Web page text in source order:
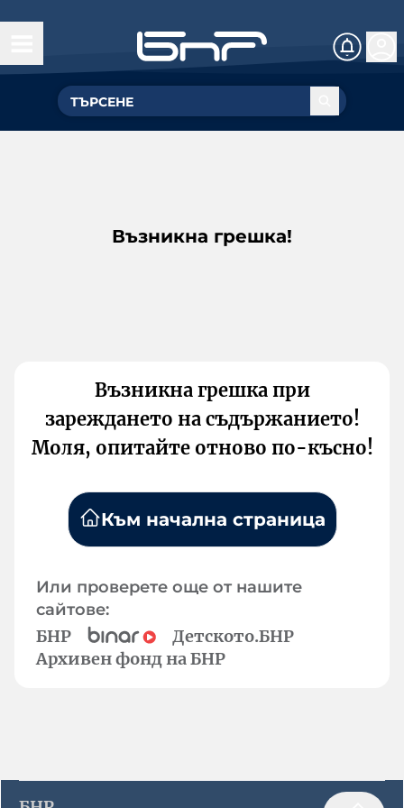
Възникна грешка!
Възникна грешка при
зареждането на съдържанието!
Моля, опитайте отново по-късно!
Към начална страница
Или проверете още от нашите
сайтове:
БНР
Детското.БНР
Архивен фонд на БНР